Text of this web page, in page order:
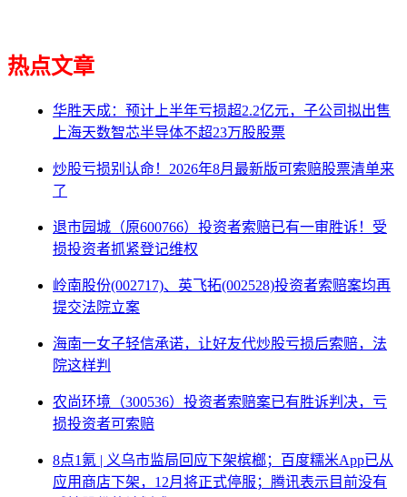
热点文章
华胜天成：预计上半年亏损超2.2亿元，子公司拟出售
上海天数智芯半导体不超23万股股票
炒股亏损别认命！2026年8月最新版可索赔股票清单来
了
退市园城（原600766）投资者索赔已有一审胜诉！受
损投资者抓紧登记维权
岭南股份(002717)、英飞拓(002528)投资者索赔案均再
提交法院立案
海南一女子轻信承诺，让好友代炒股亏损后索赔，法
院这样判
农尚环境（300536）投资者索赔案已有胜诉判决，亏
损投资者可索赔
8点1氪 | 义乌市监局回应下架槟榔；百度糯米App已从
应用商店下架，12月将正式停服；腾讯表示目前没有